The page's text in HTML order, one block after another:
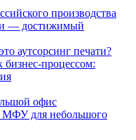
производства
— достижимый
аутсорсинг печати?
бизнес-процессом:
офис
МФУ для небольшого